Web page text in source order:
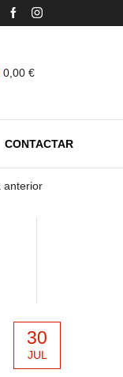
0,00€
CONTACTAR
anterior
30
JUL